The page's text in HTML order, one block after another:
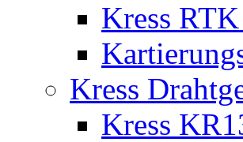
Kress
Kress
Kress